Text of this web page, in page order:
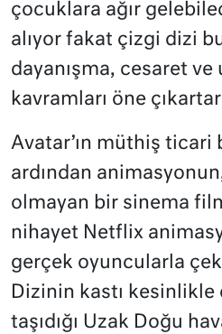
çocuklara ağır
alıyor fakat çizgi dizi
dayanışma, cesaret
kavramları öne
Avatar’ın müthiş ticari
ardından
olmayan bir sinema
nihayet Netflix
gerçek oyuncularla
Dizinin kastı
taşıdığı Uzak Doğu